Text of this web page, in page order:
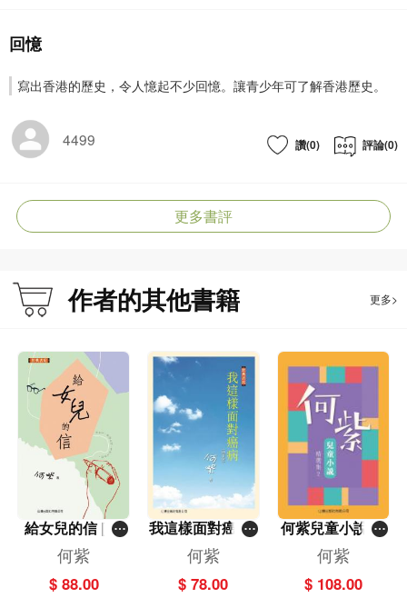
回憶
寫出香港的歷史，令人憶起不少回憶。讓青少年可了解香港歷史。
4499 讚(0) 評論(0)
更多書評
作者的其他書籍 更多>
給女兒的信 [經
典書房]
何紫
$ 88.00
我這樣面對癌病-
經典書房
何紫
$ 78.00
何紫兒童小說精
選集2
何紫
$ 108.00